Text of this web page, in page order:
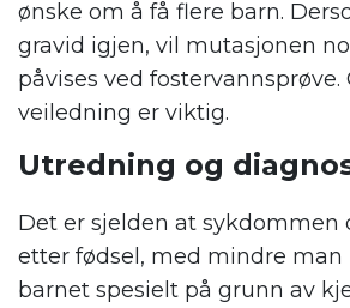
ønske om å få flere barn.
gravid igjen, vil mutasjonen
påvises ved fostervannsprøve.
veiledning er viktig.
Utredning og
Det er sjelden at sykdommen
etter fødsel, med mindre man
barnet spesielt på grunn av